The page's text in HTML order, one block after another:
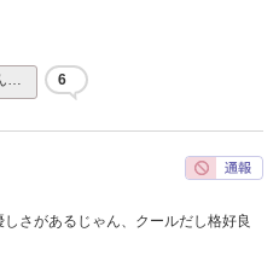
… 6
さがあるじゃん、クールだし格好良